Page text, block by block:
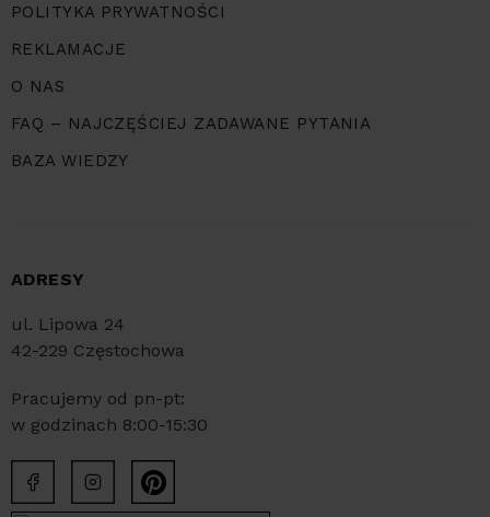
POLITYKA PRYWATNOŚCI
REKLAMACJE
O NAS
FAQ – NAJCZĘŚCIEJ ZADAWANE PYTANIA
BAZA WIEDZY
ADRESY
ul. Lipowa 24
42-229 Częstochowa
Pracujemy od pn-pt:
w godzinach 8:00-15:30